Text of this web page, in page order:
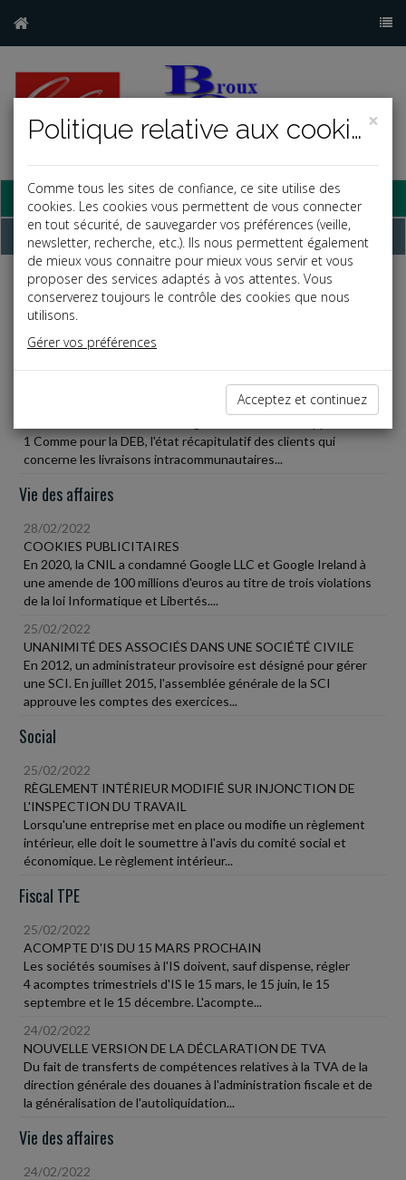
Base documentaire
Dépêches
Liste des dernières dépêches
Fiscal TPE
ÉTAT RÉCAPITULATIF DES CLIENTS
1 Comme pour la DEB, l'état récapitulatif des clients qui
concerne les livraisons intracommunautaires...
Vie des affaires
28/02/2022
COOKIES PUBLICITAIRES
En 2020, la CNIL a condamné Google LLC et Google Ireland à
une amende de 100 millions d'euros au titre de trois violations
de la loi Informatique et Libertés....
25/02/2022
UNANIMITÉ DES ASSOCIÉS DANS UNE SOCIÉTÉ CIVILE
En 2012, un administrateur provisoire est désigné pour gérer
une SCI. En juillet 2015, l'assemblée générale de la SCI
approuve les comptes des exercices...
Social
25/02/2022
RÈGLEMENT INTÉRIEUR MODIFIÉ SUR INJONCTION DE
L'INSPECTION DU TRAVAIL
Lorsqu'une entreprise met en place ou modifie un règlement
intérieur, elle doit le soumettre à l'avis du comité social et
économique. Le règlement intérieur...
Fiscal TPE
25/02/2022
ACOMPTE D'IS DU 15 MARS PROCHAIN
Les sociétés soumises à l'IS doivent, sauf dispense, régler
4 acomptes trimestriels d'IS le 15 mars, le 15 juin, le 15
septembre et le 15 décembre. L'acompte...
24/02/2022
NOUVELLE VERSION DE LA DÉCLARATION DE TVA
Du fait de transferts de compétences relatives à la TVA de la
direction générale des douanes à l'administration fiscale et de
la généralisation de l'autoliquidation...
Vie des affaires
24/02/2022
×
Politique relative aux cookies
Comme tous les sites de confiance, ce site utilise des
cookies. Les cookies vous permettent de vous connecter
en tout sécurité, de sauvegarder vos préférences (veille,
newsletter, recherche, etc.). Ils nous permettent également
de mieux vous connaitre pour mieux vous servir et vous
proposer des services adaptés à vos attentes. Vous
conserverez toujours le contrôle des cookies que nous
utilisons.
Gérer vos préférences
Acceptez et continuez